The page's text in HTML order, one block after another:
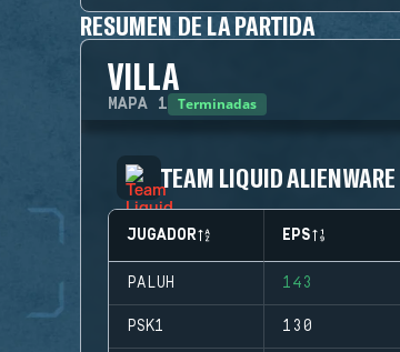
RESUMEN DE LA PARTIDA
VILLA
MAPA 1 Terminadas
TEAM LIQUID ALIENWARE
JUGADOR EPS
PALUH 143
PSK1 130